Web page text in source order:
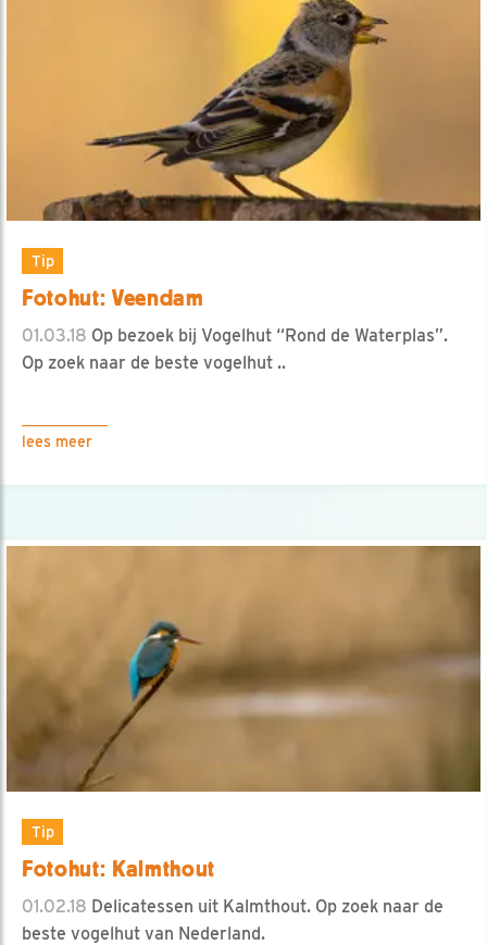
Tip
Fotohut: Veendam
01.03.18 Op bezoek bij Vogelhut “Rond de Waterplas”.
Op zoek naar de beste vogelhut ..
lees meer
Tip
Fotohut: Kalmthout
01.02.18 Delicatessen uit Kalmthout. Op zoek naar de
beste vogelhut van Nederland.